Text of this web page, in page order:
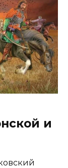
и